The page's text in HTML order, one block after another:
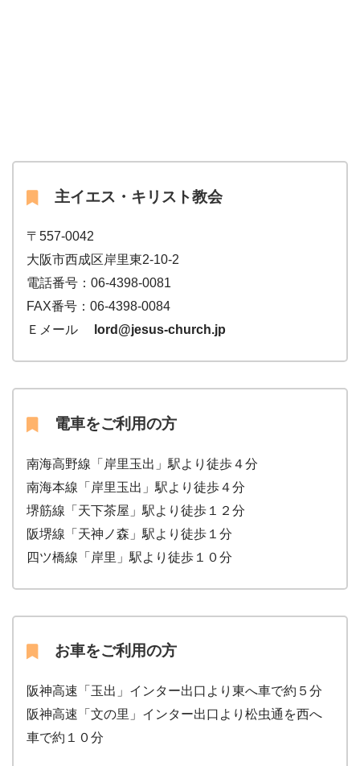
主イエス・キリスト教会
〒557-0042
大阪市西成区岸里東2-10-2
電話番号：06-4398-0081
FAX番号：06-4398-0084
Ｅメール
lord@jesus-church.jp
電車をご利用の方
南海高野線「岸里玉出」駅より徒歩４分
南海本線「岸里玉出」駅より徒歩４分
堺筋線「天下茶屋」駅より徒歩１２分
阪堺線「天神ノ森」駅より徒歩１分
四ツ橋線「岸里」駅より徒歩１０分
お車をご利用の方
阪神高速「玉出」インター出口より東へ車で約５分
阪神高速「文の里」インター出口より松虫通を西へ
車で約１０分